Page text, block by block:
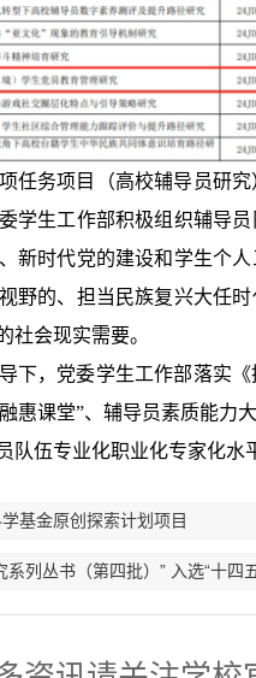
任务项目（高校辅导员研
学生工作部积极组织辅导
新时代党的建设和学生个
野的、担当民族复兴大任
社会现实需要。
下，党委学生工作部落实
惠课堂”、辅导员素质能
伍专业化职业化专家化水
基金原创探索计划项目
列丛书（第四批）” 入选“十四